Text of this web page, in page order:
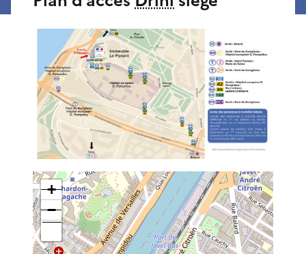
+
−